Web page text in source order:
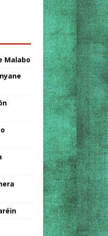
Malabo